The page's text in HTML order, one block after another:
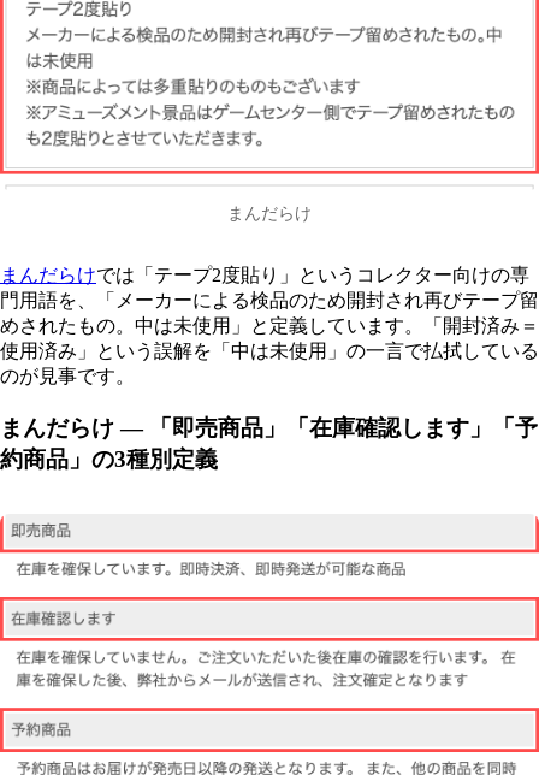
まんだらけ
まんだらけでは「テープ2度貼り」というコレクター向けの専
門用語を、「メーカーによる検品のため開封され再びテープ留
めされたもの。中は未使用」と定義しています。「開封済み＝
使用済み」という誤解を「中は未使用」の一言で払拭している
のが見事です。
まんだらけ — 「即売商品」「在庫確認します」「予
約商品」の3種別定義